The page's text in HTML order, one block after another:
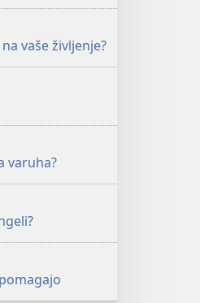
bi
vaše življenje?
varuha?